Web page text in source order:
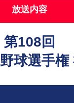
放送内容
第108回
球選手権